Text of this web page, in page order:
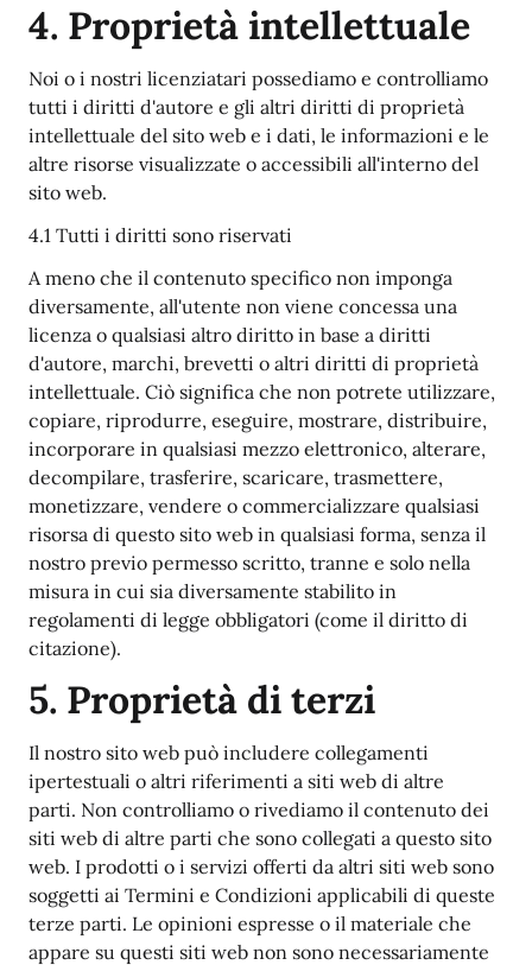
4. Proprietà intellettuale
Noi o i nostri licenziatari possediamo e controlliamo
tutti i diritti d'autore e gli altri diritti di proprietà
intellettuale del sito web e i dati, le informazioni e le
altre risorse visualizzate o accessibili all'interno del
sito web.
4.1 Tutti i diritti sono riservati
A meno che il contenuto specifico non imponga
diversamente, all'utente non viene concessa una
licenza o qualsiasi altro diritto in base a diritti
d'autore, marchi, brevetti o altri diritti di proprietà
intellettuale. Ciò significa che non potrete utilizzare,
copiare, riprodurre, eseguire, mostrare, distribuire,
incorporare in qualsiasi mezzo elettronico, alterare,
decompilare, trasferire, scaricare, trasmettere,
monetizzare, vendere o commercializzare qualsiasi
risorsa di questo sito web in qualsiasi forma, senza il
nostro previo permesso scritto, tranne e solo nella
misura in cui sia diversamente stabilito in
regolamenti di legge obbligatori (come il diritto di
citazione).
5. Proprietà di terzi
Il nostro sito web può includere collegamenti
ipertestuali o altri riferimenti a siti web di altre
parti. Non controlliamo o rivediamo il contenuto dei
siti web di altre parti che sono collegati a questo sito
web. I prodotti o i servizi offerti da altri siti web sono
soggetti ai Termini e Condizioni applicabili di queste
terze parti. Le opinioni espresse o il materiale che
appare su questi siti web non sono necessariamente